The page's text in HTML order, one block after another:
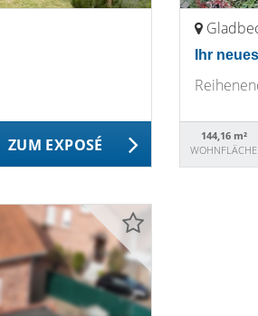
ZUM EXPOSÉ
Ihr
144,16 m²
WOHNFLÄCHE